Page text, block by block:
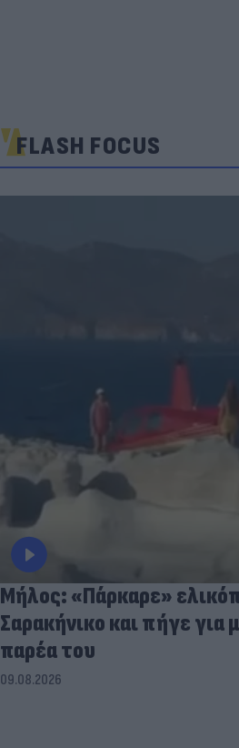
FLASH FOCUS
Μήλος: «Πάρκαρε»
Σαρακήνικο και πήγε για
παρέα του
09.08.2026